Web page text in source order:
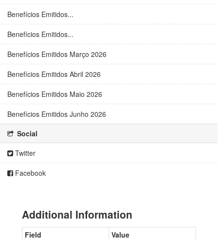
Benefícios Emitidos...
Benefícios Emitidos...
Benefícios Emitidos Março 2026
Benefícios Emitidos Abril 2026
Benefícios Emitidos Maio 2026
Benefícios Emitidos Junho 2026
Social
Twitter
Facebook
Additional Information
Field
Value